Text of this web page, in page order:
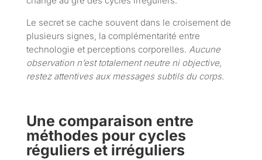
Le secret se cache souvent dans le croisement de
plusieurs signes, la complémentarité entre
technologie et perceptions corporelles. Aucune
observation n’est totalement neutre ni objective,
restez attentives aux messages subtils du corps.
Une comparaison entre
méthodes pour cycles
réguliers et irréguliers